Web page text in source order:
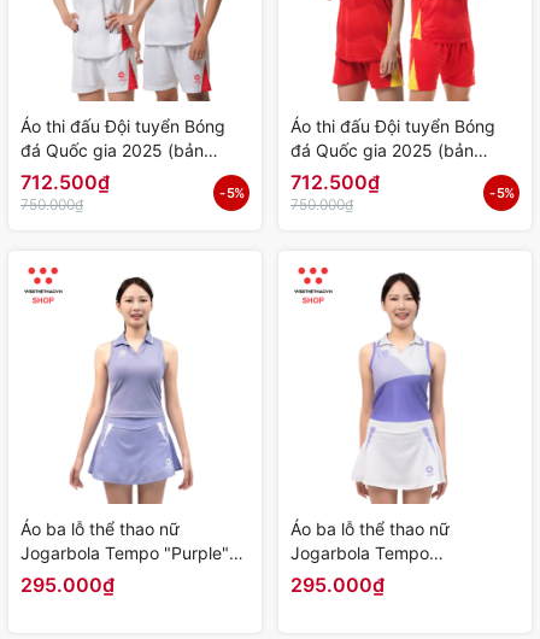
Áo thi đấu Đội tuyển Bóng
đá Quốc gia 2025 (bản
Player) "Trắng" MJ-E4040-
01 - Hàng Chính Hãng
712.500₫
750.000₫
- 5%
Áo thi đấu Đội tuyển Bóng
đá Quốc gia 2025 (bản
Player) "Đỏ" MJ-E4040-03 -
Hàng Chính Hãng
712.500₫
750.000₫
- 5%
Áo ba lỗ thể thao nữ
Jogarbola Tempo "Purple"
WJ-AJ378-03 - Hàng Chính
295.000₫
Áo ba lỗ thể thao nữ
Jogarbola Tempo
"White/Purple" WJ-AJ378-
02 - Hàng Chính Hãng
295.000₫